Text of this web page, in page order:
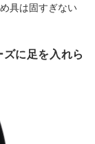
具は固すぎない
に足を入れら